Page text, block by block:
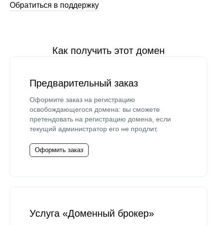
Обратиться в поддержку
Как получить этот домен
Предварительный заказ
Оформите заказ на регистрацию
освобождающегося домена: вы сможете
претендовать на регистрацию домена, если
текущий администратор его не продлит.
Оформить заказ
Услуга «Доменный брокер»